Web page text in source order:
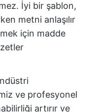
İyi bir şablon,
metni anlaşılır
için madde
ve profesyonel
artırır ve